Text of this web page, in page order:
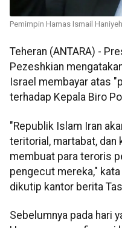
Pemimpin Hamas Ismail
Teheran (ANTARA) -
Pezeshkian
Israel membayar atas
terhadap Kepala Biro
"Republik Islam Iran
teritorial, martabat, dan
membuat para teroris
pengecut mereka,"
dikutip kantor berita
Sebelumnya pada hari